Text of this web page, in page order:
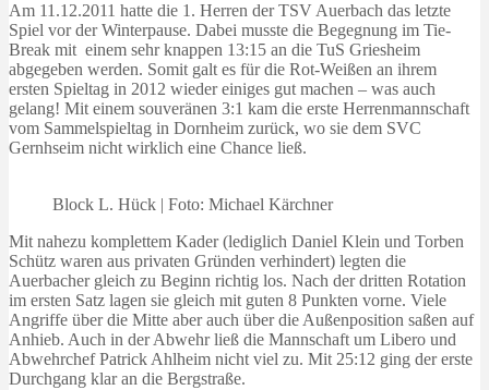
Am 11.12.2011 hatte die 1. Herren der TSV Auerbach das letzte
Spiel vor der Winterpause. Dabei musste die Begegnung im Tie-
Break mit einem sehr knappen 13:15 an die TuS Griesheim
abgegeben werden. Somit galt es für die Rot-Weißen an ihrem
ersten Spieltag in 2012 wieder einiges gut machen – was auch
gelang! Mit einem souveränen 3:1 kam die erste Herrenmannschaft
vom Sammelspieltag in Dornheim zurück, wo sie dem SVC
Gernhseim nicht wirklich eine Chance ließ.
Block L. Hück | Foto: Michael Kärchner
Mit nahezu komplettem Kader (lediglich Daniel Klein und Torben
Schütz waren aus privaten Gründen verhindert) legten die
Auerbacher gleich zu Beginn richtig los. Nach der dritten Rotation
im ersten Satz lagen sie gleich mit guten 8 Punkten vorne. Viele
Angriffe über die Mitte aber auch über die Außenposition saßen auf
Anhieb. Auch in der Abwehr ließ die Mannschaft um Libero und
Abwehrchef Patrick Ahlheim nicht viel zu. Mit 25:12 ging der erste
Durchgang klar an die Bergstraße.